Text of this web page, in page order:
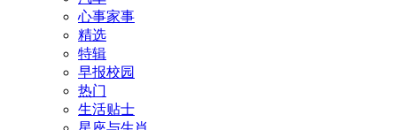
心事家事
精选
特辑
早报校园
热门
生活贴士